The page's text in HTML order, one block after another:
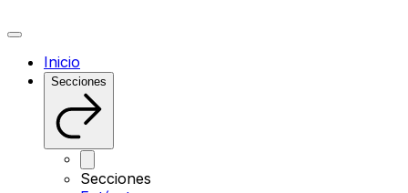
Inicio
Secciones
Secciones